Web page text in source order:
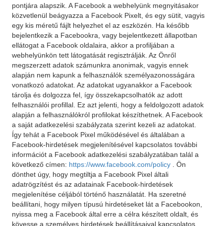
pontjára alapszik. A Facebook a webhelyünk megnyitásakor
közvetlenül beágyazza a Facebook Pixelt, és egy sütit, vagyis
egy kis méretű fájlt helyezhet el az eszközén. Ha később
bejelentkezik a Facebookra, vagy bejelentkezett állapotban
ellátogat a Facebook oldalaira, akkor a profiljában a
webhelyünkön tett látogatását regisztrálják. Az Önről
megszerzett adatok számunkra anonimak, vagyis ennek
alapján nem kapunk a felhasználók személyazonosságára
vonatkozó adatokat. Az adatokat ugyanakkor a Facebook
tárolja és dolgozza fel, így összekapcsolhatók az adott
felhasználói profillal. Ez azt jelenti, hogy a feldolgozott adatok
alapján a felhasználókról profilokat készíthetnek. A Facebook
a saját adatkezelési szabályzata szerint kezeli az adatokat.
Így tehát a Facebook Pixel működésével és általában a
Facebook-hirdetések megjelenítésével kapcsolatos további
információt a Facebook adatkezelési szabályzatában talál a
következő címen: https://www.facebook.com/policy
. Ön
dönthet úgy, hogy megtiltja a Facebook Pixel általi
adatrögzítést és az adatainak Facebook-hirdetések
megjelenítése céljából történő használatát. Ha szeretné
beállítani, hogy milyen típusú hirdetéseket lát a Facebookon,
nyissa meg a Facebook által erre a célra készített oldalt, és
kövesse a személyes hirdetések beállításaival kapcsolatos